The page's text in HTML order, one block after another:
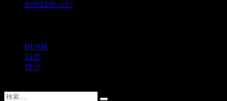
がやばかった
HOME
ログ
ログ
検